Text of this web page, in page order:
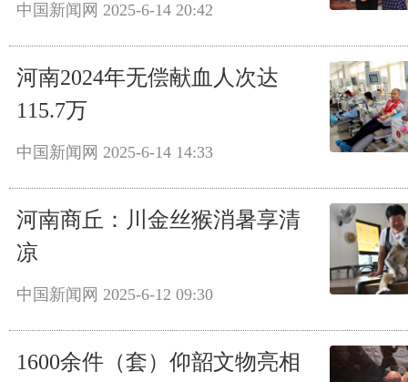
中国新闻网 2025-6-14 20:42
河南2024年无偿献血人次达
115.7万
中国新闻网 2025-6-14 14:33
河南商丘：川金丝猴消暑享清
凉
中国新闻网 2025-6-12 09:30
1600余件（套）仰韶文物亮相